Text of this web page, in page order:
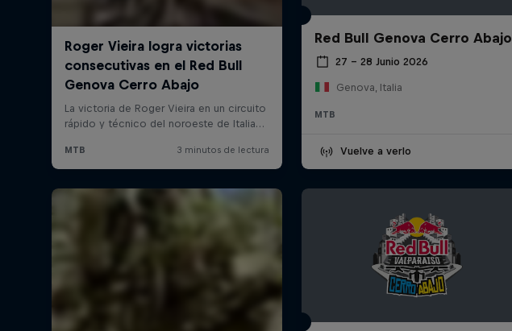
Red Bull Genova Cerro Abajo
27 – 28 Junio 2026
Genova, Italia
MTB
Vuelve a verlo